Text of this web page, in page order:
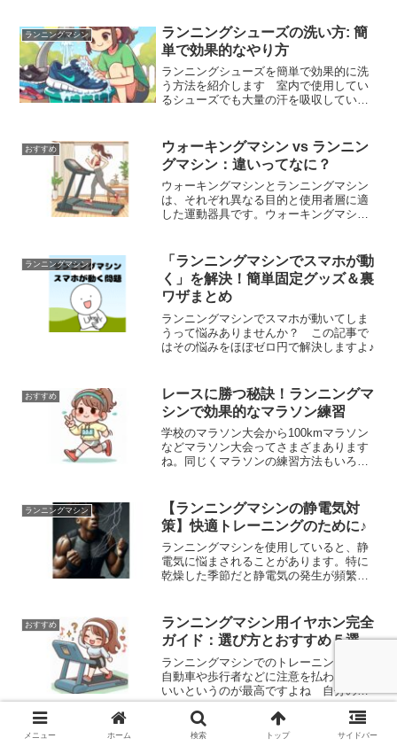
ランニングマシン
ランニングシューズの洗い方: 簡
単で効果的なやり方
ランニングシューズを簡単で効果的に洗
う方法を紹介します 室内で使用してい
るシューズでも大量の汗を吸収している
おすすめ
ウォーキングマシン vs ランニン
グマシン：違いってなに？
ウォーキングマシンとランニングマシン
は、それぞれ異なる目的と使用者層に適
した運動器具です。ウォーキングマシン
ーニングを行いたい方に適しています。
ダイエット目的でも運動時間で調整可能
ですよ。
ランニングマシン
「ランニングマシンでスマホが動
く」を解決！簡単固定グッズ＆裏
ワザまとめ
ランニングマシンでスマホが動いてしま
うって悩みありませんか？ この記事で
はその悩みをほぼゼロ円で解決しますよ♪
おすすめ
レースに勝つ秘訣！ランニングマ
シンで効果的なマラソン練習
学校のマラソン大会から100kmマラソン
などマラソン大会ってさまざまあります
ね。同じくマラソンの練習方法もいろい
ミル）での練習は、多くのランナーにと
って便利な選択肢です。この記事では、
ランニングマシンを使った効果的なマラ
ソン練習方法について詳しく解説しま
す。
ランニングマシン
【ランニングマシンの静電気対
策】快適トレーニングのために♪
ランニングマシンを使用していると、静
電気に悩まされることがあります。特に
乾燥した季節だと静電気の発生が頻繁に
策、静電気が人体に与える影響などにつ
いて詳しくご紹介します。
おすすめ
ランニングマシン用イヤホン完全
ガイド：選び方とおすすめ５選
ランニングマシンでのトレーニングだと
自動車や歩行者などに注意を払わなくて
いいというのが最高ですよね 自分の世
界にどっぷりひたって好きな音楽を聴き
ながらのランニングは時間を忘れてしま
うほどですよ♪
メニュー ホーム 検索 トップ サイドバー